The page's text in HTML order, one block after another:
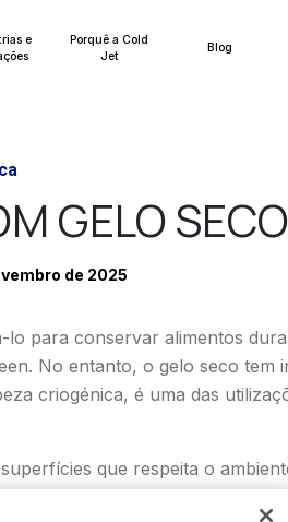
e
Porquê a Cold
Jet
Blog
GELO
de 2025
No entanto, o gelo seco tem
criogénica, é uma das
que respeita o
supersónicas que se